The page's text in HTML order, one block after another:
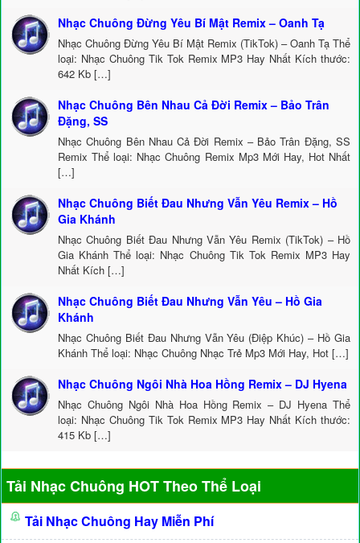
Nhạc Chuông Đừng Yêu Bí Mật Remix – Oanh Tạ
Nhạc Chuông Đừng Yêu Bí Mật Remix (TikTok) – Oanh Tạ Thể
loại: Nhạc Chuông Tik Tok Remix MP3 Hay Nhất Kích thước:
642 Kb […]
Nhạc Chuông Bên Nhau Cả Đời Remix – Bảo Trân
Đặng, SS
Nhạc Chuông Bên Nhau Cả Đời Remix – Bảo Trân Đặng, SS
Remix Thể loại: Nhạc Chuông Remix Mp3 Mới Hay, Hot Nhất
[…]
Nhạc Chuông Biết Đau Nhưng Vẫn Yêu Remix – Hồ
Gia Khánh
Nhạc Chuông Biết Đau Nhưng Vẫn Yêu Remix (TikTok) – Hồ
Gia Khánh Thể loại: Nhạc Chuông Tik Tok Remix MP3 Hay
Nhất Kích […]
Nhạc Chuông Biết Đau Nhưng Vẫn Yêu – Hồ Gia
Khánh
Nhạc Chuông Biết Đau Nhưng Vẫn Yêu (Điệp Khúc) – Hồ Gia
Khánh Thể loại: Nhạc Chuông Nhạc Trẻ Mp3 Mới Hay, Hot […]
Nhạc Chuông Ngôi Nhà Hoa Hồng Remix – DJ Hyena
Nhạc Chuông Ngôi Nhà Hoa Hồng Remix – DJ Hyena Thể
loại: Nhạc Chuông Tik Tok Remix MP3 Hay Nhất Kích thước:
415 Kb […]
Tải Nhạc Chuông HOT Theo Thể Loại
Tải Nhạc Chuông Hay Miễn Phí